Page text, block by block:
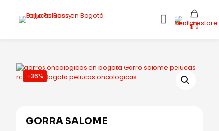
$ 0
-36%
GORRA SALOME